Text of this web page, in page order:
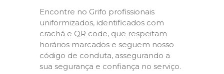
Encontre no Grifo profissionais
uniformizados, identificados com
crachá e QR code, que respeitam
horários marcados e seguem nosso
código de conduta, assegurando a
sua segurança e confiança no serviço.